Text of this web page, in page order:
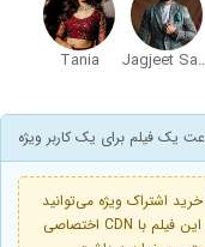
Tania
اشتراک ویژه می‌توانید
هر 2 ساعت یک‌بار درخواست همگام‌سازی لینک‌های این فیلم با CDN اختصاصی